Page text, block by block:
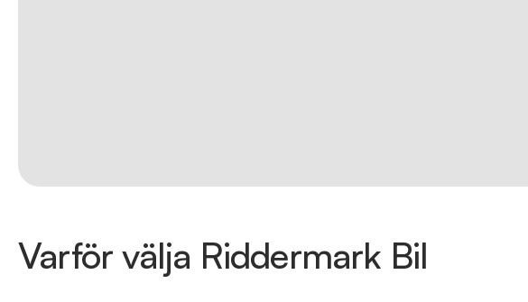
Varför välja Riddermark Bil